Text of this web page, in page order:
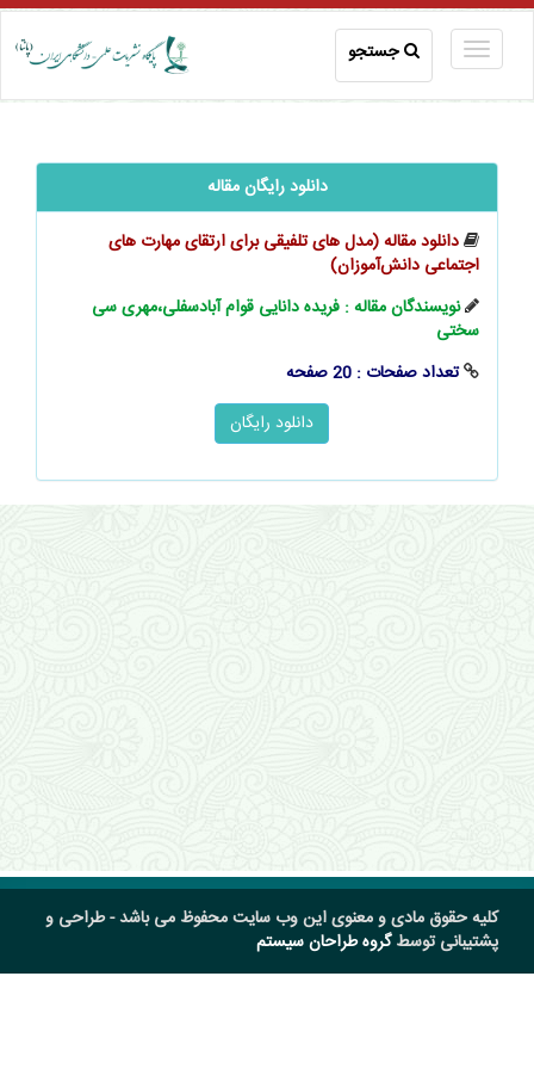
جستجو
دانلود رایگان مقاله
دانلود مقاله (مدل‌‌‌ های تلفیقی برای ارتقای مهارت‌‌‌ های
اجتماعی ‌‌‌دانش‌آموزان)
نویسندگان مقاله : فریده دانایی قوام آبادسفلی،مهری سی
سختی
تعداد صفحات : 20 صفحه
کلیه حقوق مادی و معنوی این وب سایت محفوظ می باشد - طراحی و
پشتیبانی توسطگروه طراحان سیستم